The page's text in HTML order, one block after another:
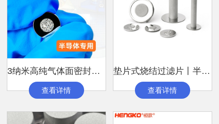
3纳米高纯气体面密封垫片丨粉末烧结过滤片
查看详情
垫片式烧结过滤片丨半导体多孔烧结金属滤芯
查看详情